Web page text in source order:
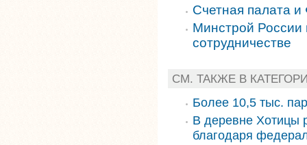
Счетная палата
Минстрой
сотрудничестве
СМ. ТАКЖЕ В
Более 10,5 тыс.
В деревне Хотицы
благодаря